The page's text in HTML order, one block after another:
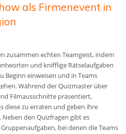
als Firmenevent in
zusammen echten Teamgeist, indem
und knifflige Rätselaufgaben
Beginn einweisen und in Teams
Während der Quizmaster über
Filmausschnitte präsentiert,
diese zu erraten und geben ihre
den Quizfragen gibt es
bei denen die Teams